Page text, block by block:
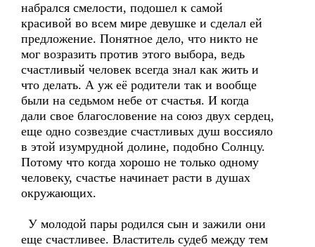
набрался смелости, подошел к самой
красивой во всем мире девушке и сделал ей
предложение. Понятное дело, что никто не
мог возразить против этого выбора, ведь
счастливый человек всегда знал как жить и
что делать. А уж её родители так и вообще
были на седьмом небе от счастья. И когда
дали свое благословение на союз двух сердец,
еще одно созвездие счастливых душ воссияло
в этой изумрудной долине, подобно Солнцу.
Потому что когда хорошо не только одному
человеку, счастье начинает расти в душах
окружающих.
У молодой пары родился сын и зажили они
еще счастливее. Властитель судеб между тем